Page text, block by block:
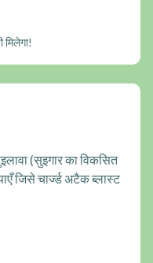
(सुइगार का विकसित
जिसे चार्ज्ड अटैक ब्लास्ट